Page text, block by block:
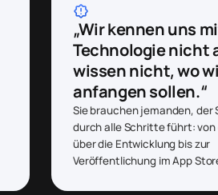
brightness_alert
„Wir kennen uns
Technologie nicht
wissen nicht, wo
anfangen sollen.“
Sie brauchen jemanden, der
durch alle Schritte führt: von
über die Entwicklung bis zur
Veröffentlichung im App